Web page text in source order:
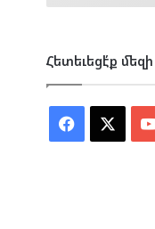
Հետեւեցէ՛ք մեզի
Facebook